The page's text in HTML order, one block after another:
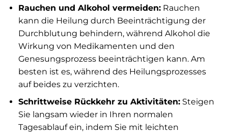
Rauchen und Alkohol vermeiden:Rauchen
kann die Heilung durch Beeinträchtigung der
Durchblutung behindern, während Alkohol die
Wirkung von Medikamenten und den
Genesungsprozess beeinträchtigen kann. Am
besten ist es, während des Heilungsprozesses
auf beides zu verzichten.
Schrittweise Rückkehr zu Aktivitäten:Steigen
Sie langsam wieder in Ihren normalen
Tagesablauf ein, indem Sie mit leichten